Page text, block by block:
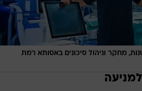
מחקר וניהול סיכונים באסותא רמת